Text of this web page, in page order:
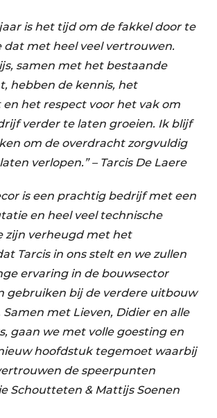
is het tijd om de fakkel door te
dat met heel veel vertrouwen.
samen met het bestaande
hebben de kennis, het
het respect voor het vak om
verder te laten groeien. Ik blijf
om de overdracht zorgvuldig
verlopen.” – Tarcis De Laere
is een prachtig bedrijf met een
en heel veel technische
zijn verheugd met het
Tarcis in ons stelt en we zullen
ervaring in de bouwsector
gebruiken bij de verdere uitbouw
met Lieven, Didier en alle
gaan we met volle goesting en
hoofdstuk tegemoet waarbij
de speerpunten
Schoutteten & Mattijs Soenen